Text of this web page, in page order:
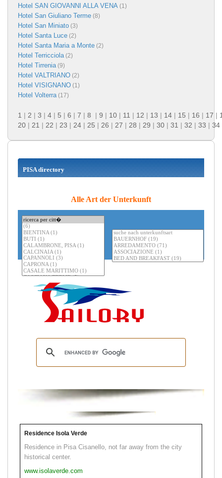
Hotel SAN GIOVANNI ALLA VENA (1)
Hotel San Giuliano Terme (8)
Hotel San Miniato (3)
Hotel Santa Luce (2)
Hotel Santa Maria a Monte (2)
Hotel Terricciola(2)
Hotel Tirrenia(9)
Hotel VALTRIANO (2)
Hotel VISIGNANO (1)
Hotel Volterra(17)
1 | 2 | 3 | 4 | 5 | 6 | 7 | 8 | 9 | 10 | 11 | 12 | 13 | 14 | 15 | 16 | 17 |
20 | 21 | 22 | 23 | 24 | 25 | 26 | 27 | 28 | 29 | 30 | 31 | 32 | 33 | 34
PISA directory
Alle Art der Unterkunft
Residence Isola Verde
Residence in Pisa Cisanello, not far away from the city
historical center.
www.isolaverde.com